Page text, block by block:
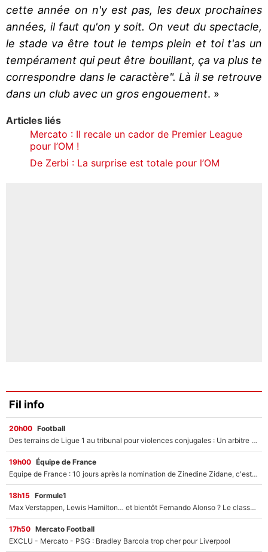
cette année on n'y est pas, les deux prochaines
années, il faut qu'on y soit. On veut du spectacle,
le stade va être tout le temps plein et toi t'as un
tempérament qui peut être bouillant, ça va plus te
correspondre dans le caractère". Là il se retrouve
dans un club avec un gros engouement. »
Articles liés
Mercato : Il recale un cador de Premier League
pour l’OM !
De Zerbi : La surprise est totale pour l’OM
Fil info
20h00 Football
Des terrains de Ligue 1 au tribunal pour violences conjugales : Un arbitre français encourt une peine de 18 mois de prison !
19h00 Équipe de France
Equipe de France : 10 jours après la nomination de Zinedine Zidane, c'est au tour de son fils de prendre un nouveau départ !
18h15 Formule1
Max Verstappen, Lewis Hamilton… et bientôt Fernando Alonso ? Le classement des pilotes les mieux payés en Formule 1 risque de changer !
17h50 Mercato Football
EXCLU - Mercato - PSG : Bradley Barcola trop cher pour Liverpool